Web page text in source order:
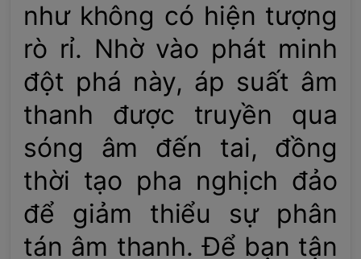
như không có hiện tượng
rò rỉ. Nhờ vào phát minh
đột phá này, áp suất âm
thanh được truyền qua
sóng âm đến tai, đồng
thời tạo pha nghịch đảo
để giảm thiểu sự phân
tán âm thanh. Để bạn tận